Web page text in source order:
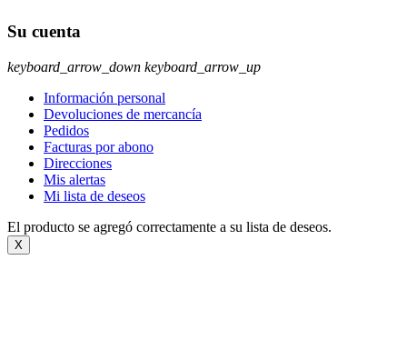
Su cuenta
keyboard_arrow_down keyboard_arrow_up
Información personal
Devoluciones de mercancía
Pedidos
Facturas por abono
Direcciones
Mis alertas
Mi lista de deseos
El producto se agregó correctamente a su lista de deseos.
X